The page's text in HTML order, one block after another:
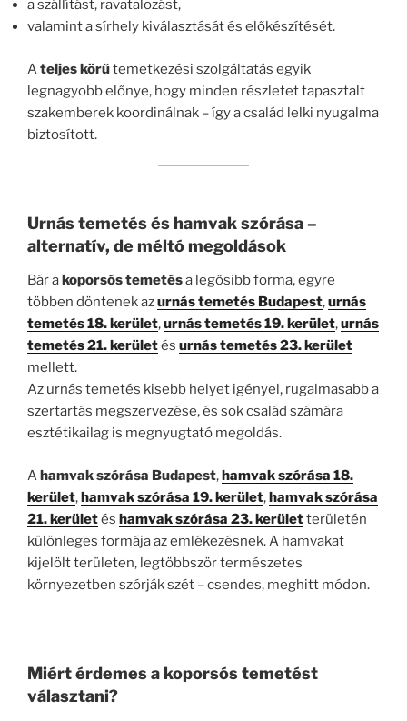
a szállítást, ravatalozást,
valamint a sírhely kiválasztását és előkészítését.
Ateljes körűtemetkezési szolgáltatás egyik
legnagyobb előnye, hogy minden részletet tapasztalt
szakemberek koordinálnak – így a család lelki nyugalma
biztosított.
Urnás temetés és hamvak szórása –
alternatív, de méltó megoldások
Bár akoporsós temetésa legősibb forma, egyre
többen döntenek azurnás temetés Budapest,urnás
temetés 18. kerület,urnás temetés 19. kerület,urnás
temetés 21. kerületés urnás temetés 23. kerület
mellett.
Az urnás temetés kisebb helyet igényel, rugalmasabb a
szertartás megszervezése, és sok család számára
esztétikailag is megnyugtató megoldás.
Ahamvak szórása Budapest,hamvak szórása 18.
kerület,hamvak szórása 19. kerület,hamvak szórása
21. kerületés hamvak szórása 23. kerületterületén
különleges formája az emlékezésnek. A hamvakat
kijelölt területen, legtöbbször természetes
környezetben szórják szét – csendes, meghitt módon.
Miért érdemes a koporsós temetést
választani?